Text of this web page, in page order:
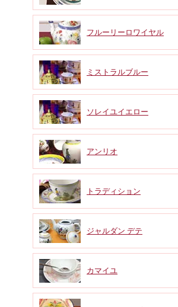
フルーリーロワイヤル
ミストラルブルー
ソレイユイエロー
アンリオ
トラディション
ジャルダン デテ
カマイユ